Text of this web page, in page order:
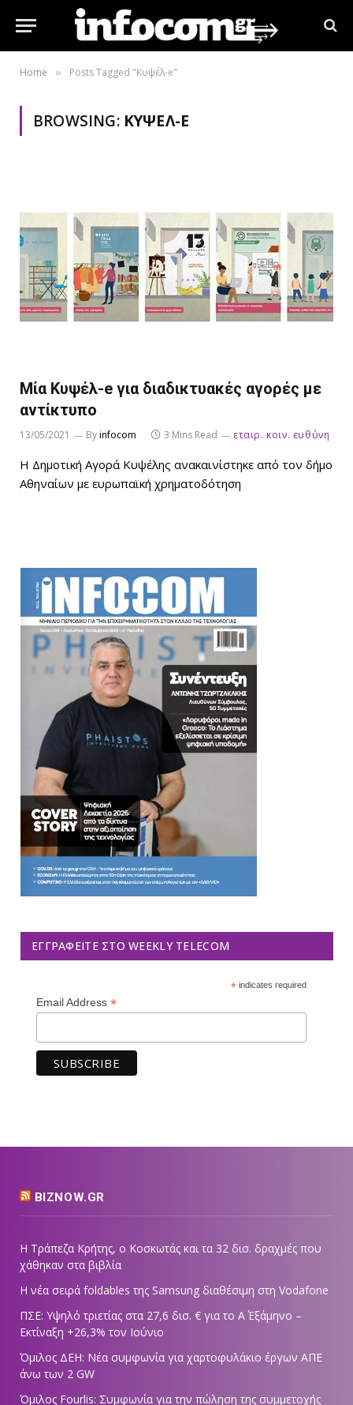
Home » Posts Tagged "Kυψέλ-e"
BROWSING: KΥΨΈΛ-E
Μία Kυψέλ-e για διαδικτυακές αγορές με
αντίκτυπο
13/05/2021 Byinfocom 3 Mins Read εταιρ. κοιν. ευθύνη
Η Δημοτική Αγορά Κυψέλης ανακαινίστηκε από τον δήμο
Αθηναίων με ευρωπαϊκή χρηματοδότηση
ΕΓΓΡΑΦΕΊΤΕ ΣΤΟ WEEKLY TELECOM
*indicates required
Email Address *
BIZNOW.GR
Η Τράπεζα Κρήτης, ο Κοσκωτάς και τα 32 δισ. δραχμές που
χάθηκαν στα βιβλία
Η νέα σειρά foldables της Samsung διαθέσιμη στη Vodafone
ΠΣΕ: Υψηλό τριετίας στα 27,6 δισ. € για το Α΄ Εξάμηνο –
Εκτίναξη +26,3% τον Ιούνιο
Όμιλος ΔΕΗ: Νέα συμφωνία για χαρτοφυλάκιο έργων ΑΠΕ
άνω των 2 GW
Όμιλος Fourlis: Συμφωνία για την πώληση της συμμετοχής